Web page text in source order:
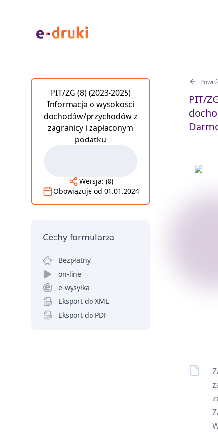
PIT/
PIT/ZG (8) (2023-2025)
Informacja o wysokości
dochodów/przychodów z
zagranicy i zapłaconym
podatku
Wersja: (8)
Obowiązuje od 01.01.2024
Cechy formularza
Bezpłatny
on-line
e-wysyłka
Eksport do XML
Eksport do PDF